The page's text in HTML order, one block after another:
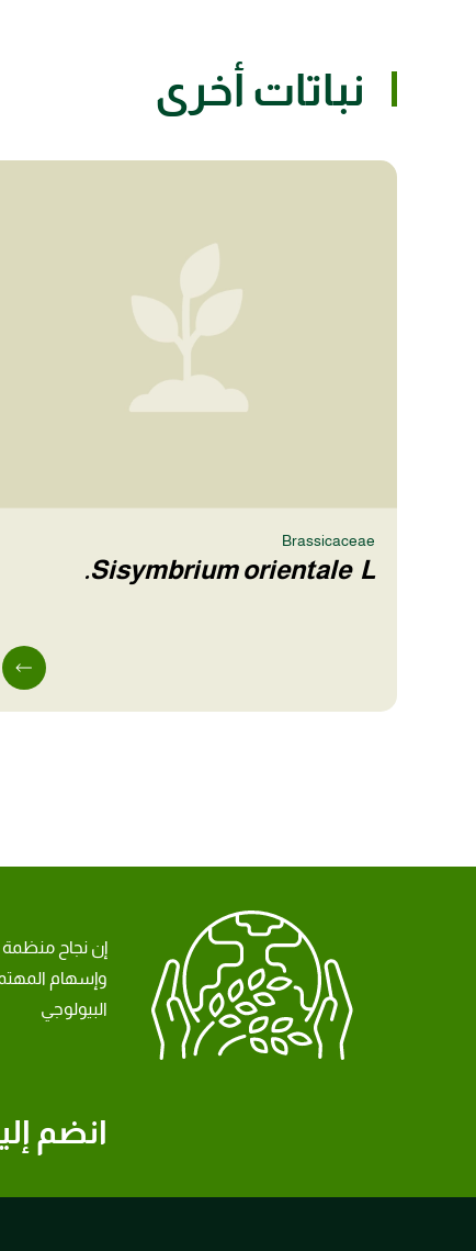
نباتات أخرى
Brassicaceae
Sisymbrium orientale L.
انضم
إن نجاح منظمة
وإسهام
البيولوجي